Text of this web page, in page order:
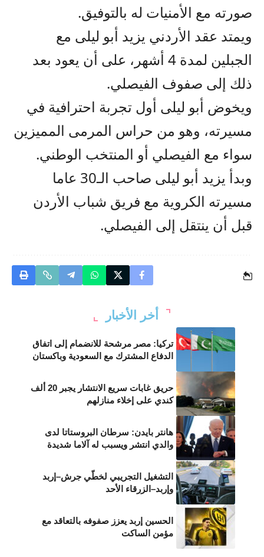
صورته مع الأمنيات له بالتوفيق.
ويمتد عقد الأردني يزيد أبو ليلى مع
الجبلين لمدة 4 أشهر، على أن يعود بعد
ذلك إلى صفوف الفيصلي.
ويخوض أبو ليلى أول تجربة احترافية في
مسيرته، وهو من حراس المرمى المميزين
سواء مع الفيصلي أو المنتخب الوطني.
وبدأ يزيد أبو ليلى صاحب الـ30 عاما
مسيرته الكروية مع فريق شباب الأردن
قبل أن ينتقل إلى الفيصلي.
أخر الأخبار
تركيا: مصر مرشحة للانضمام إلى اتفاق
الدفاع المشترك مع السعودية وباكستان
حريق غابات سريع الانتشار يجبر 20 ألف
كندي على إخلاء منازلهم
هانتر بايدن: سرطان البروستاتا لدى
والدي انتشر ويسبب له آلاما شديدة
التشغيل التجريبي لخطّي جرش–إربد
وإربد–الزرقاء الأحد
الحسين إربد يعزز صفوفه بالتعاقد مع
مؤمن الساكت